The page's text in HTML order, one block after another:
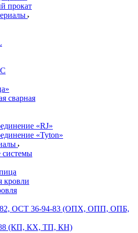
прокат
сварная
«RJ»
«Tyton»
системы
кровли
ОСТ 36-94-83 (ОПХ, ОПП, ОПБ,
(КП, КХ, ТП, КН)